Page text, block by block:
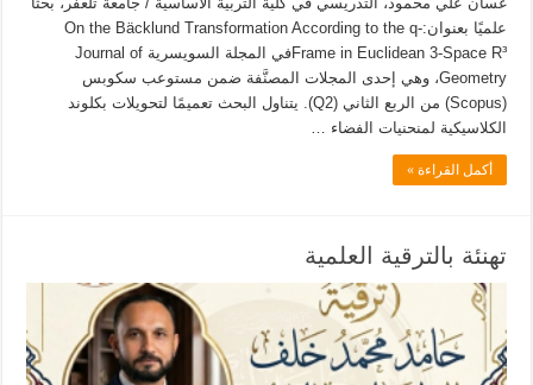
علميًا بعنوان:On the Bäcklund Transformation According to the q-
Frame in Euclidean 3-Space R³في المجلة السويسرية Journal of
Geometry، وهي إحدى المجلات المصنَّفة ضمن مستوعب سكوبس
(Scopus) من الربع الثاني (Q2). يتناول البحث تعميمًا لتحويلات بكلوند
الكلاسيكية لمنحنيات الفضاء …
أكمل القراءة »
تهنئة بالترقية العلمية